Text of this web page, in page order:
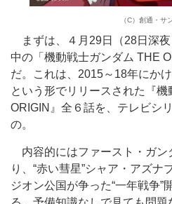
（C）創通・サ
まずは、４月29日（28日深
中の「機動戦士ガンダム THE
だ。これは、2015～18年にか
という形でリリースされた『
ORIGIN』全６話を、テレビシ
の。
内容的にはファースト・ガン
り、“赤い彗星”シャア・アズナ
ジオン公国が争った“一年戦争”